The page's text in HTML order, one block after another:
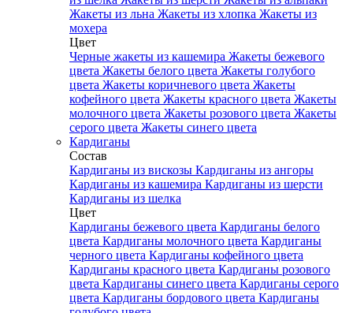
Жакеты из льна Жакеты из хлопка Жакеты из
мохера
Цвет
Черные жакеты из кашемира Жакеты бежевого
цвета Жакеты белого цвета Жакеты голубого
цвета Жакеты коричневого цвета Жакеты
кофейного цвета Жакеты красного цвета Жакеты
молочного цвета Жакеты розового цвета Жакеты
серого цвета Жакеты синего цвета
Кардиганы
Состав
Кардиганы из вискозы Кардиганы из ангоры
Кардиганы из кашемира Кардиганы из шерсти
Кардиганы из шелка
Цвет
Кардиганы бежевого цвета Кардиганы белого
цвета Кардиганы молочного цвета Кардиганы
черного цвета Кардиганы кофейного цвета
Кардиганы красного цвета Кардиганы розового
цвета Кардиганы синего цвета Кардиганы серого
цвета Кардиганы бордового цвета Кардиганы